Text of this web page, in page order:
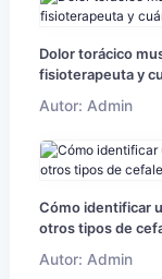
Dolor torácico
fisioterapeuta y
Autor: Admin
Cómo identificar
otros tipos de
Autor: Admin